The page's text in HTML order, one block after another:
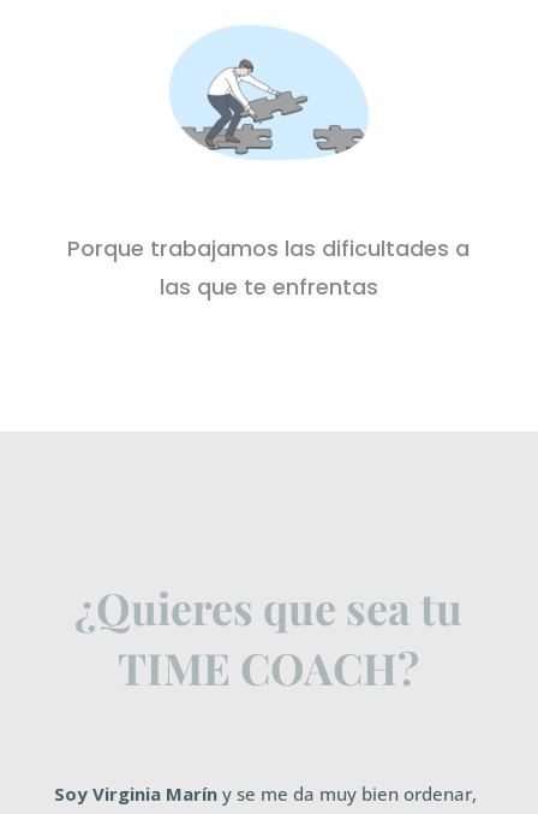
Porque trabajamos las dificultades a
las que te enfrentas
¿Quieres que sea tu
TIME COACH?
Soy Virginia Maríny se me da muy bien ordenar,